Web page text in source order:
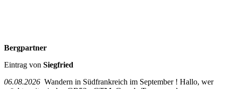
Bergpartner
Eintrag von Siegfried
06.08.2026 Wandern in Südfrankreich im September ! Hallo, wer